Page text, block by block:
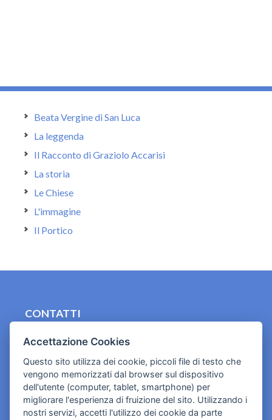
Beata Vergine di San Luca
La leggenda
Il Racconto di Graziolo Accarisi
La storia
Le Chiese
L'immagine
Il Portico
CONTATTI
Cookies e informativa privacy
Accettazione Cookies
Questo sito utilizza dei cookie, piccoli file di testo che
vengono memorizzati dal browser sul dispositivo
dell'utente (computer, tablet, smartphone) per
migliorare l'esperienza di fruizione del sito. Utilizzando i
nostri servizi, accetti l'utilizzo dei cookie da parte